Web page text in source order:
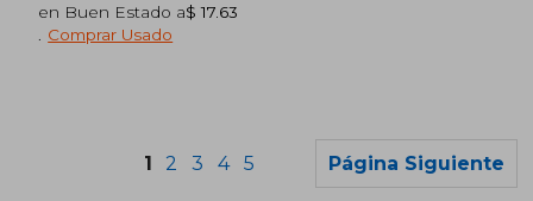
en Buen Estado a$ 17.63
Comprar Usado
1 2 3 4 5 Página Siguiente